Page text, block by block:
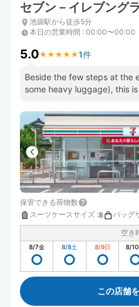
セブン－イレブング
池袋駅から徒歩5分
本日の営業時間 : 00:00〜00:00
5.0★ ★ ★ ★ ★
★ ★ ★ ★ ★1件
Beside the few steps at the
some heavy luggage), this
保管できる荷物数
スーツケースサイズ :8 バッグ
空き
8/7金 8/8土 8/9日 8/10
この店舗